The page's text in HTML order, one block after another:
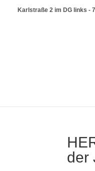
Karlstraße 2 im DG links -
der